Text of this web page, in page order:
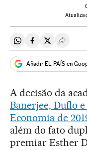
Compartir en
Compartir en
Compartir
Añadir EL PAÍS en
A decisão da
Banerjee, Duflo
Economia de
além do fato
premiar Esther